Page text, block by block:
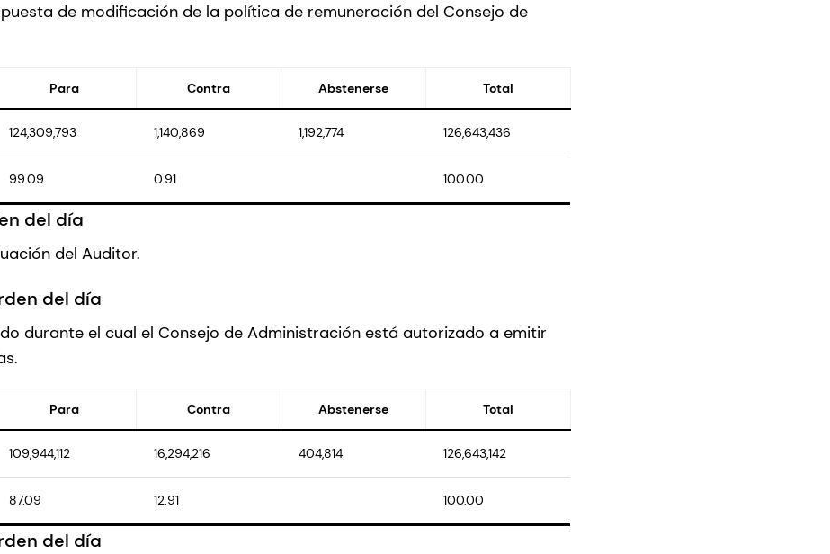
de modificación de la política de remuneración del Consejo de
Para Contra Abstenerse Total
124,309,793 1,140,869 1,192,774 126,643,436
99.09 0.91 100.00
del día
del Auditor.
del día
durante el cual el Consejo de Administración está autorizado a emitir
Para Contra Abstenerse Total
109,944,112 16,294,216 404,814 126,643,142
87.09 12.91 100.00
del día